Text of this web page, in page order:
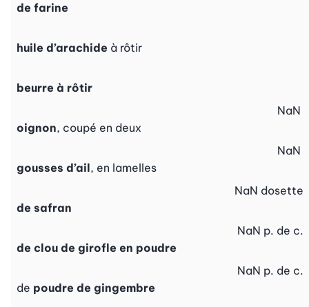
de farine
huile d’arachide à rôtir
beurre à rôtir
oignon, coupé en deux
NaN
gousses d’ail, en lamelles
NaN
de safran
NaN dosette
de clou de girofle en poudre
NaN p. de c.
de poudre de gingembre
NaN p. de c.